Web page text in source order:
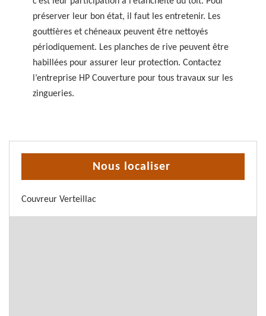
préserver leur bon état, il faut les entretenir. Les
gouttières et chéneaux peuvent être nettoyés
périodiquement. Les planches de rive peuvent être
habillées pour assurer leur protection. Contactez
l’entreprise HP Couverture pour tous travaux sur les
zingueries.
Nous localiser
Couvreur Verteillac